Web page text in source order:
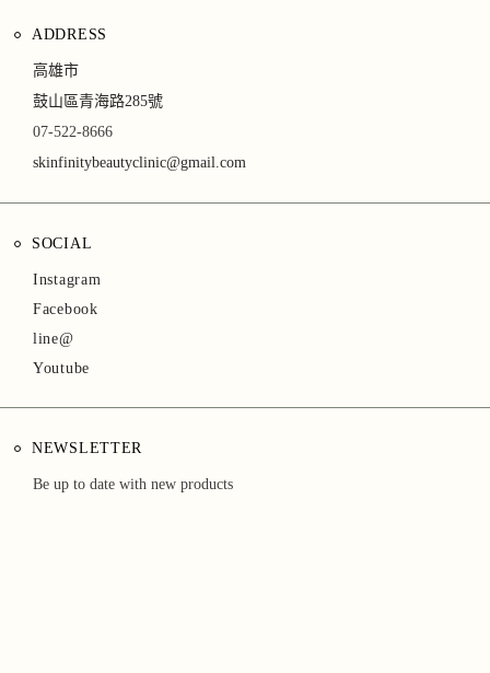
ADDRESS
高雄市
鼓山區青海路285號
07-522-8666
skinfinitybeautyclinic@gmail.com
SOCIAL
Instagram
Facebook
line@
Youtube
NEWSLETTER
Be up to date with new products